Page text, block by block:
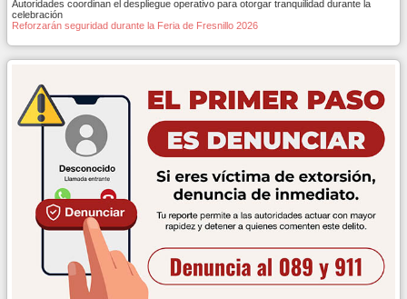
Autoridades coordinan el despliegue operativo para otorgar tranquilidad durante la
celebración
Reforzarán seguridad durante la Feria de Fresnillo 2026